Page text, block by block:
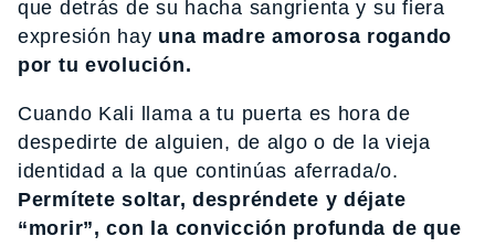
que detrás de su hacha sangrienta y su fiera
expresión hay una madre amorosa rogando
por tu evolución.
Cuando Kali llama a tu puerta es hora de
despedirte de alguien, de algo o de la vieja
identidad a la que continúas aferrada/o.
Permítete soltar, despréndete y déjate
“morir”, con la convicción profunda de que